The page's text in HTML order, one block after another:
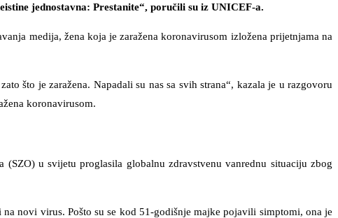
jednostavna: Prestanite“, poručili su iz UNICEF-a.
medija, žena koja je zaražena koronavirusom izložena prijetnjama na
što je zaražena. Napadali su nas sa svih strana“, kazala je u razgovoru
koronavirusom.
u svijetu proglasila globalnu zdravstvenu vanrednu situaciju zbog
novi virus. Pošto su se kod 51-godišnje majke pojavili simptomi, ona je